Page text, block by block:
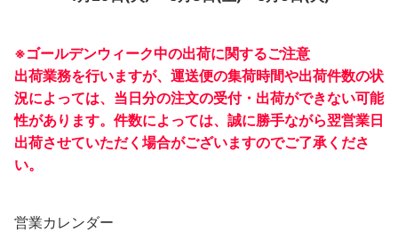
※ゴールデンウィーク中の出荷に関するご注意
出荷業務を行いますが、運送便の集荷時間や出荷件数の状
況によっては、当日分の注文の受付・出荷ができない可能
性があります。件数によっては、誠に勝手ながら翌営業日
出荷させていただく場合がございますのでご了承くださ
い。
営業カレンダー